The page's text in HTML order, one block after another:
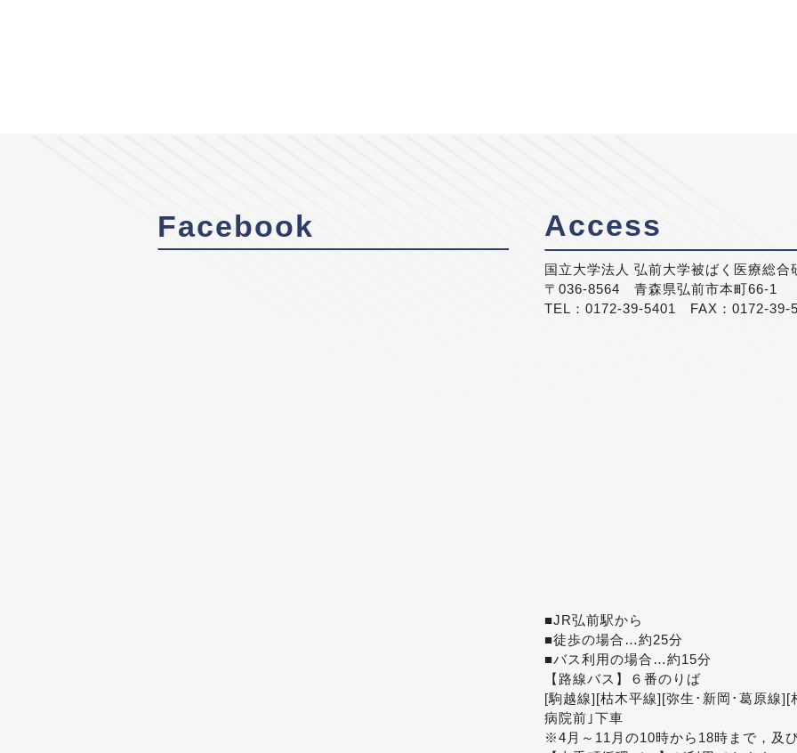
Facebook Access
国立大学法人 弘前大学被ばく医療総合
〒036-8564 青森県弘前市本町66-1
TEL：0172-39-5401 FAX：0172-39-
■JR弘前駅から
■徒歩の場合…約25分
■バス利用の場合…約15分
【路線バス】６番のりば
[駒越線][枯木平線][弥生･新岡･葛原線
病院前｣下車
※4月～11月の10時から18時まで，及